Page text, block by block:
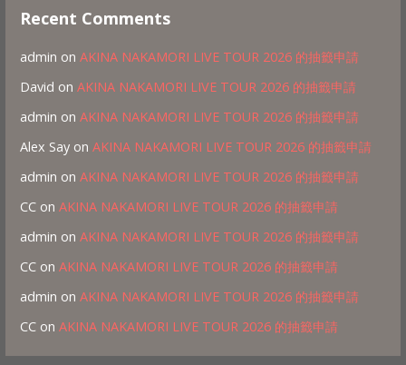
Recent Comments
admin onAKINA NAKAMORI LIVE TOUR 2026 的抽籤申請
David onAKINA NAKAMORI LIVE TOUR 2026 的抽籤申請
admin onAKINA NAKAMORI LIVE TOUR 2026 的抽籤申請
Alex Say onAKINA NAKAMORI LIVE TOUR 2026 的抽籤申請
admin onAKINA NAKAMORI LIVE TOUR 2026 的抽籤申請
CC onAKINA NAKAMORI LIVE TOUR 2026 的抽籤申請
admin onAKINA NAKAMORI LIVE TOUR 2026 的抽籤申請
CC onAKINA NAKAMORI LIVE TOUR 2026 的抽籤申請
admin onAKINA NAKAMORI LIVE TOUR 2026 的抽籤申請
CC onAKINA NAKAMORI LIVE TOUR 2026 的抽籤申請